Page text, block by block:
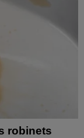
robinets